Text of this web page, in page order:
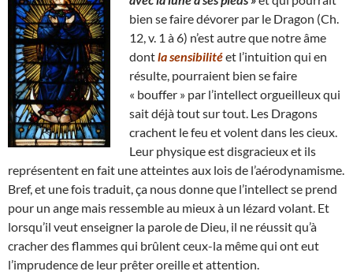
bien se faire dévorer par le Dragon (Ch.
12, v. 1 à 6) n’est autre que notre âme
dontla sensibilitéet l’intuition qui en
résulte, pourraient bien se faire
« bouffer » par l’intellect orgueilleux qui
sait déjà tout sur tout. Les Dragons
crachent le feu et volent dans les cieux.
Leur physique est disgracieux et ils
représentent en fait une atteintes aux lois de l’aérodynamisme.
Bref, et une fois traduit, ça nous donne que l’intellect se prend
pour un ange mais ressemble au mieux à un lézard volant. Et
lorsqu’il veut enseigner la parole de Dieu, il ne réussit qu’à
cracher des flammes qui brûlent ceux-la même qui ont eut
l’imprudence de leur prêter oreille et attention.